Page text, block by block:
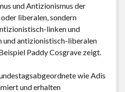
und Antizionismus der
liberalen, sondern
linken und
antizionistisch-liberalen
Paddy Cosgrave zeigt.
wie Adis
und erhalten